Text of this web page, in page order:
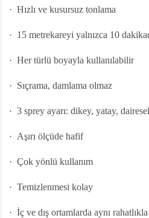
· Hızlı ve kusursuz tonlama
· 15 metrekareyi yalnızca 10
· Her türlü boyayla kullanılabilir
· Sıçrama, damlama olmaz
· 3 sprey ayarı: dikey, yatay, dairesel
· Aşırı ölçüde hafif
· Çok yönlü kullanım
· Temizlenmesi kolay
· İç ve dış ortamlarda aynı